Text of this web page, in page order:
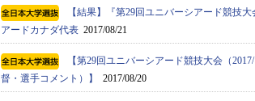
【結果】『第29回ユニバーシアード競技
アードカナダ代表 2017/08/21
【第29回ユニバーシアード競技大会（
督・選手コメント）】
2017/08/20